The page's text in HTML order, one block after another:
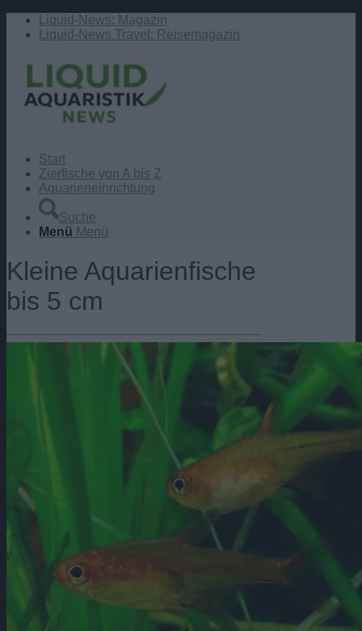
Liquid-News: Magazin
Liquid-News Travel: Reisemagazin
Start
Zierfische von A bis Z
Aquarieneinrichtung
Suche
Menü Menü
Kleine Aquarienfische
bis 5 cm